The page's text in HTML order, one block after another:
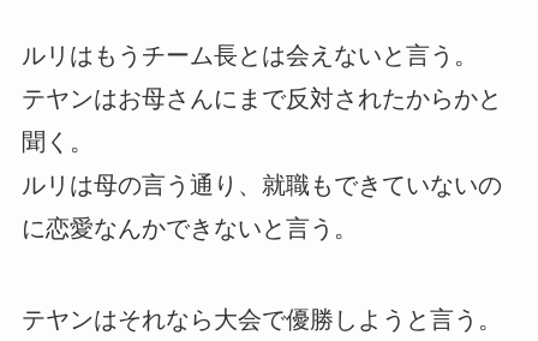
ルリはもうチーム長とは会えないと言う。
テヤンはお母さんにまで反対されたからかと
聞く。
ルリは母の言う通り、就職もできていないの
に恋愛なんかできないと言う。
テヤンはそれなら大会で優勝しようと言う。